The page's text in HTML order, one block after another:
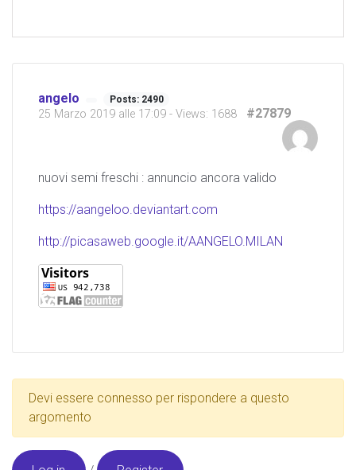
angelo Posts: 2490
25 Marzo 2019 alle 17:09 - Views: 1688 #27879
nuovi semi freschi : annuncio ancora valido
https://aangeloo.deviantart.com
http://picasaweb.google.it/AANGELO.MILAN
Devi essere connesso per rispondere a questo
argomento